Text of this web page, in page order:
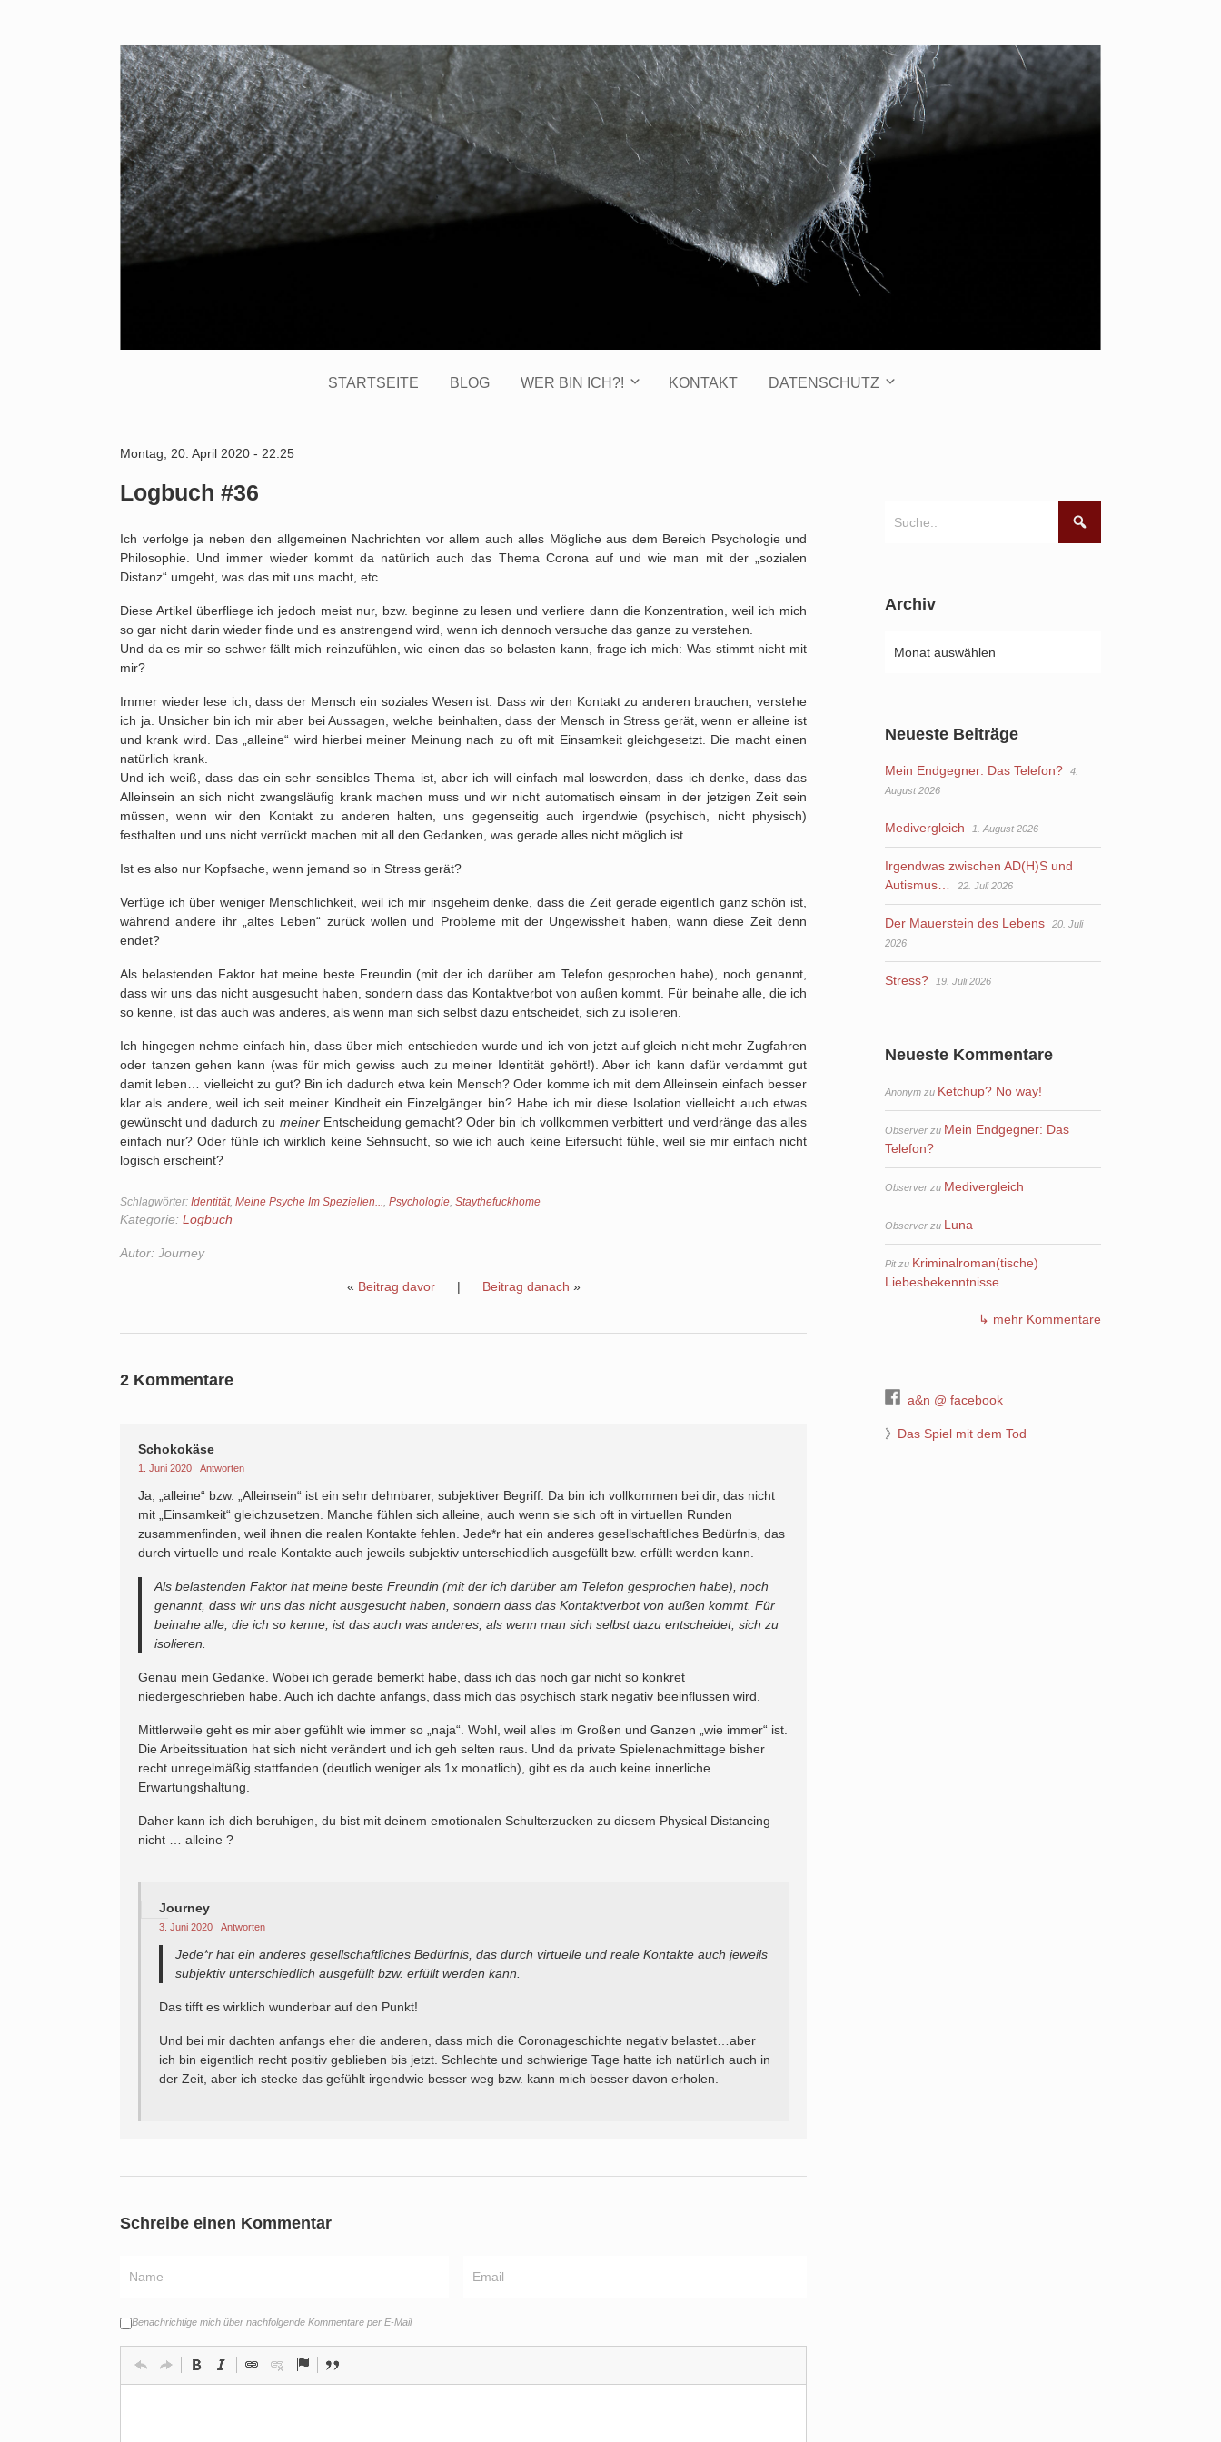
STARTSEITE BLOG WER BIN ICH?! KONTAKT DATENSCHUTZ
Montag, 20. April 2020 - 22:25
Logbuch #36
Ich verfolge ja neben den allgemeinen Nachrichten vor allem auch alles Mögliche aus dem Bereich Psychologie und
Philosophie. Und immer wieder kommt da natürlich auch das Thema Corona auf und wie man mit der „sozialen
Distanz“ umgeht, was das mit uns macht, etc.
Diese Artikel überfliege ich jedoch meist nur, bzw. beginne zu lesen und verliere dann die Konzentration, weil ich mich
so gar nicht darin wieder finde und es anstrengend wird, wenn ich dennoch versuche das ganze zu verstehen.
Und da es mir so schwer fällt mich reinzufühlen, wie einen das so belasten kann, frage ich mich: Was stimmt nicht mit
mir?
Immer wieder lese ich, dass der Mensch ein soziales Wesen ist. Dass wir den Kontakt zu anderen brauchen, verstehe
ich ja. Unsicher bin ich mir aber bei Aussagen, welche beinhalten, dass der Mensch in Stress gerät, wenn er alleine ist
und krank wird. Das „alleine“ wird hierbei meiner Meinung nach zu oft mit Einsamkeit gleichgesetzt. Die macht einen
natürlich krank.
Und ich weiß, dass das ein sehr sensibles Thema ist, aber ich will einfach mal loswerden, dass ich denke, dass das
Alleinsein an sich nicht zwangsläufig krank machen muss und wir nicht automatisch einsam in der jetzigen Zeit sein
müssen, wenn wir den Kontakt zu anderen halten, uns gegenseitig auch irgendwie (psychisch, nicht physisch)
festhalten und uns nicht verrückt machen mit all den Gedanken, was gerade alles nicht möglich ist.
Ist es also nur Kopfsache, wenn jemand so in Stress gerät?
Verfüge ich über weniger Menschlichkeit, weil ich mir insgeheim denke, dass die Zeit gerade eigentlich ganz schön ist,
während andere ihr „altes Leben“ zurück wollen und Probleme mit der Ungewissheit haben, wann diese Zeit denn
endet?
Als belastenden Faktor hat meine beste Freundin (mit der ich darüber am Telefon gesprochen habe), noch genannt,
dass wir uns das nicht ausgesucht haben, sondern dass das Kontaktverbot von außen kommt. Für beinahe alle, die ich
so kenne, ist das auch was anderes, als wenn man sich selbst dazu entscheidet, sich zu isolieren.
Ich hingegen nehme einfach hin, dass über mich entschieden wurde und ich von jetzt auf gleich nicht mehr Zugfahren
oder tanzen gehen kann (was für mich gewiss auch zu meiner Identität gehört!). Aber ich kann dafür verdammt gut
damit leben… vielleicht zu gut? Bin ich dadurch etwa kein Mensch? Oder komme ich mit dem Alleinsein einfach besser
klar als andere, weil ich seit meiner Kindheit ein Einzelgänger bin? Habe ich mir diese Isolation vielleicht auch etwas
gewünscht und dadurch zu meinerEntscheidung gemacht? Oder bin ich vollkommen verbittert und verdränge das alles
einfach nur? Oder fühle ich wirklich keine Sehnsucht, so wie ich auch keine Eifersucht fühle, weil sie mir einfach nicht
logisch erscheint?
Schlagwörter: Identität, Meine Psyche Im Speziellen..., Psychologie, Staythefuckhome
Kategorie: Logbuch
Autor: Journey
« Beitrag davor| Beitrag danach »
2 Kommentare
Schokokäse
1. Juni 2020 Antworten
Ja, „alleine“ bzw. „Alleinsein“ ist ein sehr dehnbarer, subjektiver Begriff. Da bin ich vollkommen bei dir, das nicht
mit „Einsamkeit“ gleichzusetzen. Manche fühlen sich alleine, auch wenn sie sich oft in virtuellen Runden
zusammenfinden, weil ihnen die realen Kontakte fehlen. Jede*r hat ein anderes gesellschaftliches Bedürfnis, das
durch virtuelle und reale Kontakte auch jeweils subjektiv unterschiedlich ausgefüllt bzw. erfüllt werden kann.
Als belastenden Faktor hat meine beste Freundin (mit der ich darüber am Telefon gesprochen habe), noch
genannt, dass wir uns das nicht ausgesucht haben, sondern dass das Kontaktverbot von außen kommt. Für
beinahe alle, die ich so kenne, ist das auch was anderes, als wenn man sich selbst dazu entscheidet, sich zu
isolieren.
Genau mein Gedanke. Wobei ich gerade bemerkt habe, dass ich das noch gar nicht so konkret
niedergeschrieben habe. Auch ich dachte anfangs, dass mich das psychisch stark negativ beeinflussen wird.
Mittlerweile geht es mir aber gefühlt wie immer so „naja“. Wohl, weil alles im Großen und Ganzen „wie immer“ ist.
Die Arbeitssituation hat sich nicht verändert und ich geh selten raus. Und da private Spielenachmittage bisher
recht unregelmäßig stattfanden (deutlich weniger als 1x monatlich), gibt es da auch keine innerliche
Erwartungshaltung.
Daher kann ich dich beruhigen, du bist mit deinem emotionalen Schulterzucken zu diesem Physical Distancing
nicht … alleine ?
Journey
3. Juni 2020 Antworten
Jede*r hat ein anderes gesellschaftliches Bedürfnis, das durch virtuelle und reale Kontakte auch jeweils
subjektiv unterschiedlich ausgefüllt bzw. erfüllt werden kann.
Das tifft es wirklich wunderbar auf den Punkt!
Und bei mir dachten anfangs eher die anderen, dass mich die Coronageschichte negativ belastet…aber
ich bin eigentlich recht positiv geblieben bis jetzt. Schlechte und schwierige Tage hatte ich natürlich auch in
der Zeit, aber ich stecke das gefühlt irgendwie besser weg bzw. kann mich besser davon erholen.
Schreibe einen Kommentar
Benachrichtige mich über nachfolgende Kommentare per E-Mail
Archiv
Neueste Beiträge
Mein Endgegner: Das Telefon?
4.
August 2026
Medivergleich 1. August 2026
Irgendwas zwischen AD(H)S und
Autismus…
22. Juli 2026
Der Mauerstein des Lebens
20. Juli
2026
Stress? 19. Juli 2026
Neueste Kommentare
Anonym zu Ketchup? No way!
Observer zu Mein Endgegner: Das
Telefon?
Observer zu Medivergleich
Observer zu Luna
Pitzu Kriminalroman(tische)
Liebesbekenntnisse
↳ mehr Kommentare
a&n @ facebook
》 Das Spiel mit dem Tod